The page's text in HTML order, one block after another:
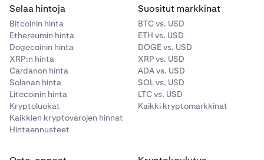
Selaa hintoja
Bitcoinin hinta
Ethereumin hinta
Dogecoinin hinta
XRP:n hinta
Cardanon hinta
Solanan hinta
Litecoinin hinta
Kryptoluokat
Kaikkien kryptovarojen hinnat
Hintaennusteet
Suositut markkinat
BTC vs. USD
ETH vs. USD
DOGE vs. USD
XRP vs. USD
ADA vs. USD
SOL vs. USD
LTC vs. USD
Kaikki kryptomarkkinat